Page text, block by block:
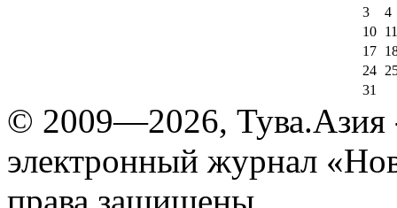
3
4
10
11
17
24
31
© 2009—2026, Тува.Азия
электронный журнал
права защищены.